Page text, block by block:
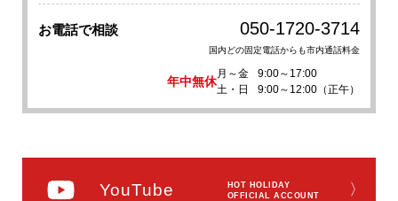
お電話で相談 050-1720-3714
国内どの固定電話からも市内通話料金
年中無休
月～金
9:00～17:00
土・日
9:00～12:00（正午）
YouTube
HOT HOLIDAY
OFFICIAL ACCOUNT
〉